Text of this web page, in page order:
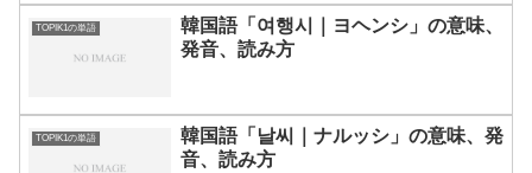
TOPIK1の単語
韓国語「여행시｜ヨヘンシ」の意味、
発音、読み方
TOPIK1の単語
韓国語「날씨｜ナルッシ」の意味、発
音、読み方